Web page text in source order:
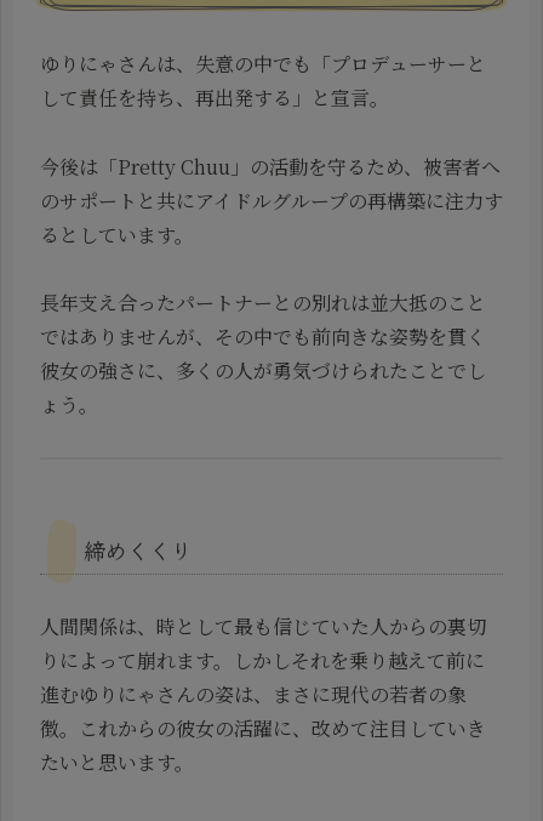
ゆりにゃさんは、失意の中でも「プロデューサーと
して責任を持ち、再出発する」と宣言。
今後は「Pretty Chuu」の活動を守るため、被害者へ
のサポートと共にアイドルグループの再構築に注力す
るとしています。
長年支え合ったパートナーとの別れは並大抵のこと
ではありませんが、その中でも前向きな姿勢を貫く
彼女の強さに、多くの人が勇気づけられたことでし
ょう。
締めくくり
人間関係は、時として最も信じていた人からの裏切
りによって崩れます。しかしそれを乗り越えて前に
進むゆりにゃさんの姿は、まさに現代の若者の象
徴。これからの彼女の活躍に、改めて注目していき
たいと思います。